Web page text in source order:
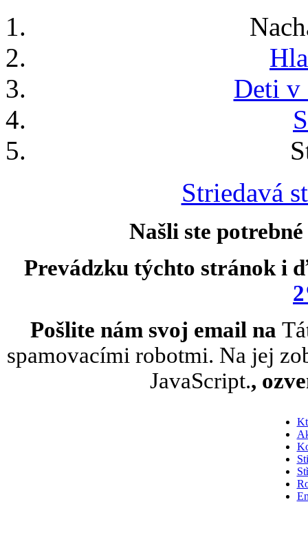
Deti v
Striedavá
Našli ste
Prevádzku týchto stránok i
Pošlite nám svoj email na
spamovacími robotmi. Na jej
JavaScript.,